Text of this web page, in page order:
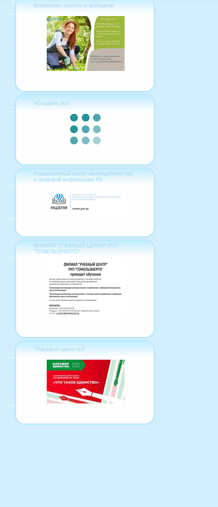
Временная занятость молодежи
Молодежь.бел.
Национальный центр законодательства
и правовой информации РБ
ФИЛИАЛ "УЧЕБНЫЙ ЦЕНТР" РУП
"ГОМЕЛЬЭНЕРГО"
"Марафон единства"